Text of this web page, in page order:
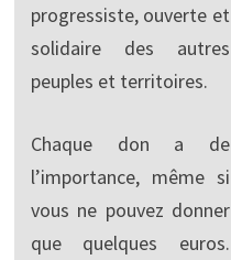
progressiste, ouverte et
solidaire des autres
peuples et territoires.
Chaque don a de
l’importance, même si
vous ne pouvez donner
que quelques euros.